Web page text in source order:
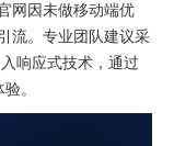
网因未做移动端优
流。专业团队建议采
响应式技术，通过
。​